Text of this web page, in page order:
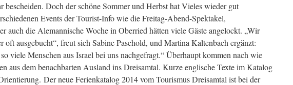
bescheiden. Doch der schöne Sommer und Herbst hat Vieles wieder gut
Events der Tourist-Info wie die Freitag-Abend-Spektakel,
auch die Alemannische Woche in Oberried hätten viele Gäste angelockt. „Wir
oft ausgebucht“, freut sich Sabine Paschold, und Martina Kaltenbach ergänzt:
viele Menschen aus Israel bei uns nachgefragt.“ Überhaupt kommen nach wie
aus dem benachbarten Ausland ins Dreisamtal. Kurze englische Texte im Katalog
Der neue Ferienkatalog 2014 vom Tourismus Dreisamtal ist bei der